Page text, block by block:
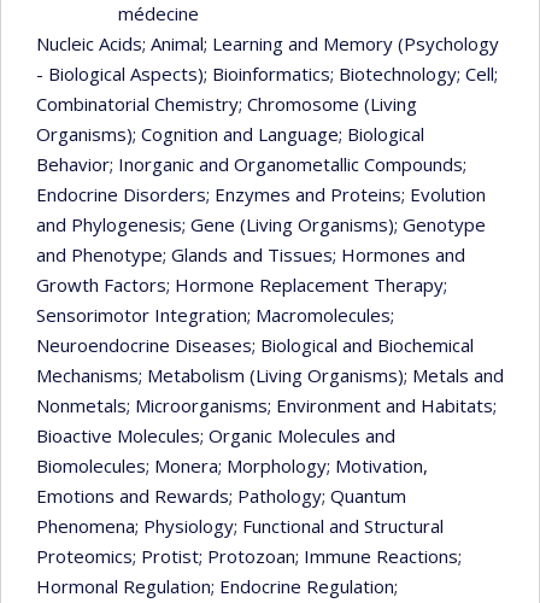
médecine
Nucleic Acids; Animal; Learning and Memory (Psychology
- Biological Aspects); Bioinformatics; Biotechnology; Cell;
Combinatorial Chemistry; Chromosome (Living
Organisms); Cognition and Language; Biological
Behavior; Inorganic and Organometallic Compounds;
Endocrine Disorders; Enzymes and Proteins; Evolution
and Phylogenesis; Gene (Living Organisms); Genotype
and Phenotype; Glands and Tissues; Hormones and
Growth Factors; Hormone Replacement Therapy;
Sensorimotor Integration; Macromolecules;
Neuroendocrine Diseases; Biological and Biochemical
Mechanisms; Metabolism (Living Organisms); Metals and
Nonmetals; Microorganisms; Environment and Habitats;
Bioactive Molecules; Organic Molecules and
Biomolecules; Monera; Morphology; Motivation,
Emotions and Rewards; Pathology; Quantum
Phenomena; Physiology; Functional and Structural
Proteomics; Protist; Protozoan; Immune Reactions;
Hormonal Regulation; Endocrine Regulation;